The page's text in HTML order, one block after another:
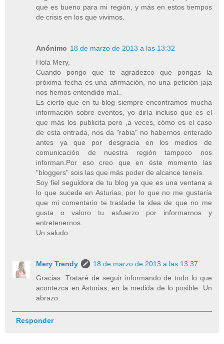
que es bueno para mi región, y más en estos tiempos
de crisis en los que vivimos.
Anónimo 18 de marzo de 2013 a las 13:32
Hola Mery,
Cuando pongo que te agradezco que pongas la
próxima fecha es una afirmación, no una petición jaja
nos hemos entendido mal..
Es cierto que en tu blog siempre encontramos mucha
información sobre eventos, yo diría incluso que es el
que más los publicita pero ,a veces, cómo es el caso
de esta entrada, nos da "rabia" no habernos enterado
antes ya que por desgracia en los medios de
comunicación de nuestra región tampoco nos
informan.Por eso creo que en éste momento las
"bloggers" sois las que más poder de alcance teneís.
Soy fiel seguidora de tu blog ya que es una ventana a
lo que sucede en Asturias, por lo que no me gustaría
que mi comentario te traslade la idea de que no me
gusta o valoro tu esfuerzo por informarnos y
entretenernos.
Un saludo
Mery Trendy
18 de marzo de 2013 a las 13:37
Gracias. Trataré de seguir informando de todo lo que
acontezca en Asturias, en la medida de lo posible. Un
abrazo.
Responder